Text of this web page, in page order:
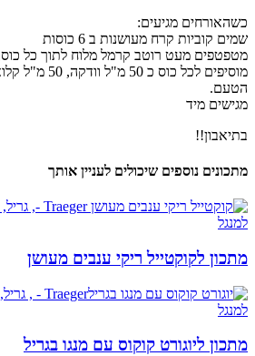
כשהאורחים מגיעים:
שמים קוביות קרח מעושנות ב 6 כוסות
מטפטפים מעט רוטב קרמל מלוח לתוך כל
מוסיפים לכל
הטעם.
מגישים מיד
בתיאבון!!
מתכונים נוספים שיכולים לעניין אותך
מתכון לקוקטייל ריקי ענבים מעושן
מתכון ליוגורט קוקוס עם מנגו בגריל